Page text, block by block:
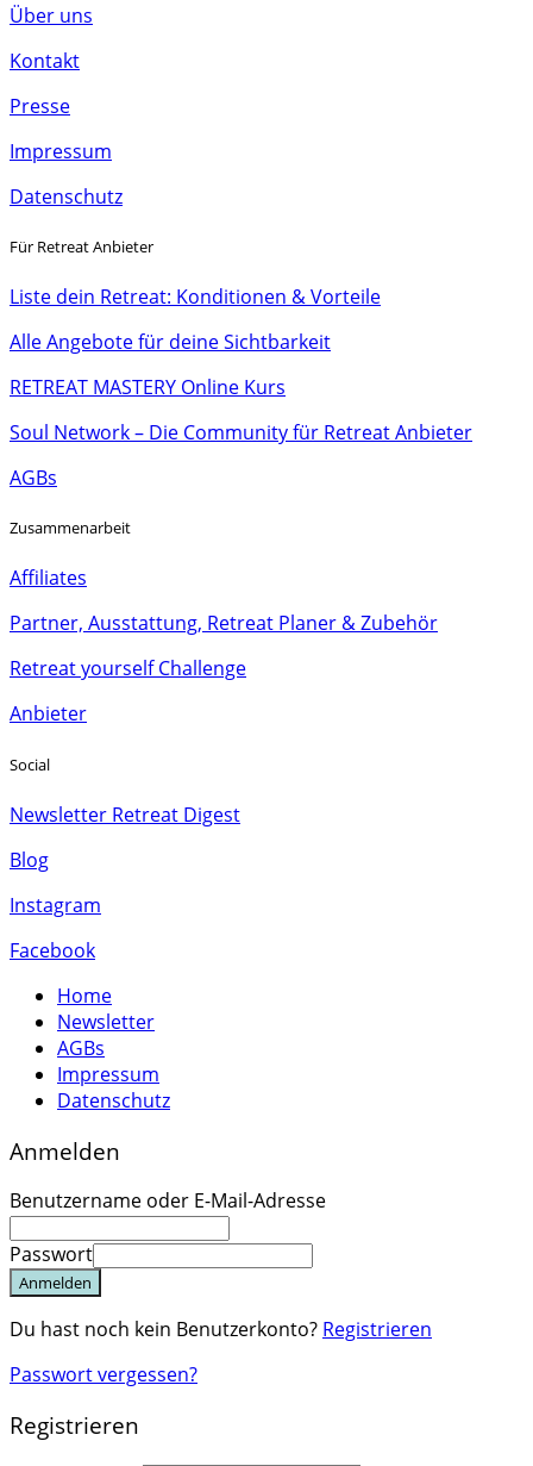
Über uns
Kontakt
Presse
Impressum
Datenschutz
Für Retreat Anbieter
Liste dein Retreat: Konditionen & Vorteile
Alle Angebote für deine Sichtbarkeit
RETREAT MASTERY Online Kurs
Soul Network – Die Community für Retreat Anbieter
AGBs
Zusammenarbeit
Affiliates
Partner, Ausstattung, Retreat Planer & Zubehör
Retreat yourself Challenge
Anbieter
Social
Newsletter Retreat Digest
Blog
Instagram
Facebook
Home
Newsletter
AGBs
Impressum
Datenschutz
Anmelden
Benutzername oder E-Mail-Adresse
Passwort
Anmelden
Du hast noch kein Benutzerkonto? Registrieren
Passwort vergessen?
Registrieren